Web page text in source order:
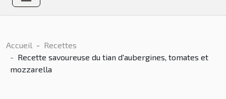
Accueil
Recettes
Recette savoureuse du tian d'aubergines, tomates et
mozzarella